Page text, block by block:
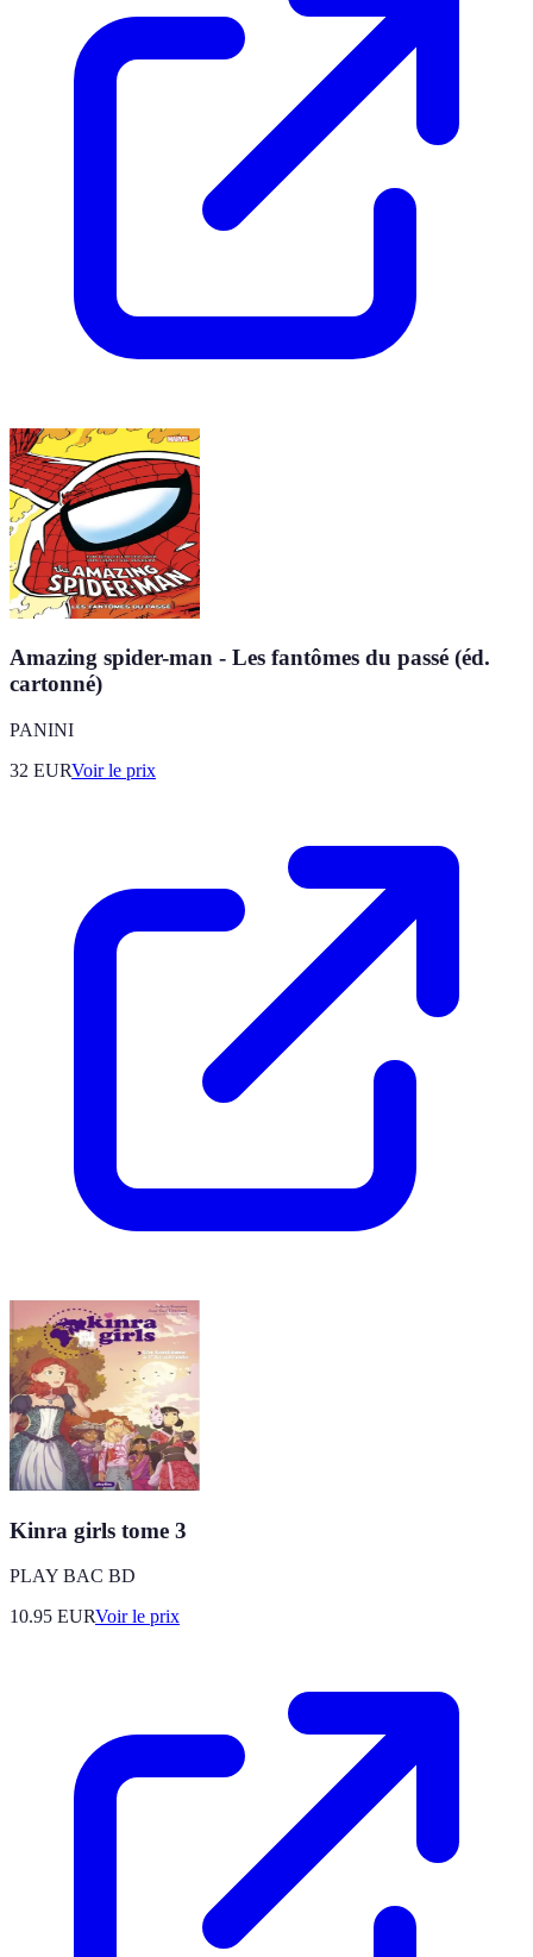
Amazing spider-man - Les fantômes du passé (éd.
cartonné)
PANINI
32 EURVoir le prix
Kinra girls tome 3
PLAY BAC BD
10.95 EURVoir le prix